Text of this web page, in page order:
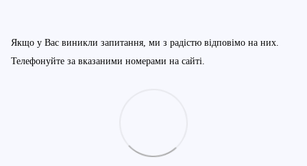
Якщо у Вас виникли запитання, ми з радістю відповімо на них.
Телефонуйте за вказаними номерами на сайті.